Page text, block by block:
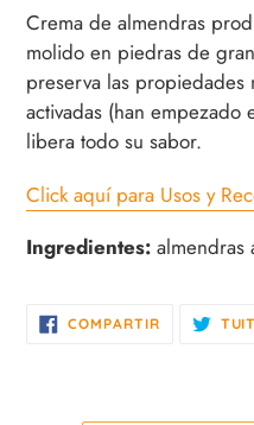
el
producto
a
tu
carrito
compra
Crema de almendras
molido en piedras de
preserva las propiedades
activadas (han
libera todo su sabor.
Click aquí para Usos y
Ingredientes: almendras
COMPARTIRCOMPARTIR
EN